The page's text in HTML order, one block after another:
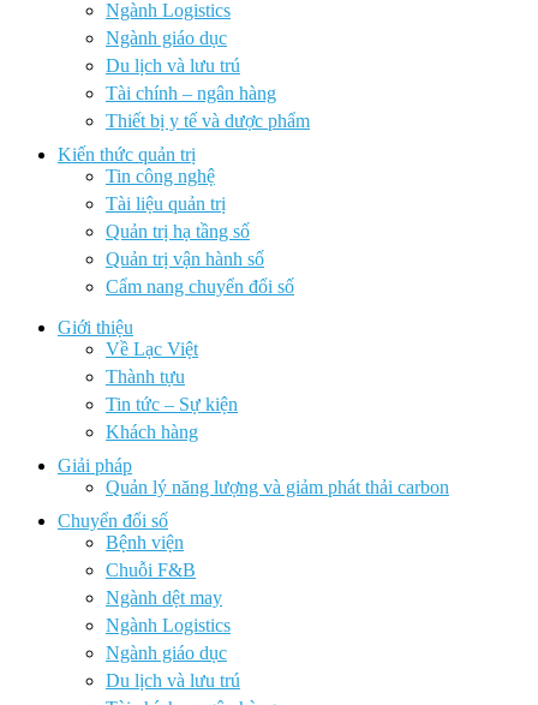
Ngành Logistics
Ngành giáo dục
Du lịch và lưu trú
Tài chính – ngân hàng
Thiết bị y tế và dược phẩm
Kiến thức quản trị
Tin công nghệ
Tài liệu quản trị
Quản trị hạ tầng số
Quản trị vận hành số
Cẩm nang chuyển đổi số
Giới thiệu
Về Lạc Việt
Thành tựu
Tin tức – Sự kiện
Khách hàng
Giải pháp
Quản lý năng lượng và giảm phát thải carbon
Chuyển đổi số
Bệnh viện
Chuỗi F&B
Ngành dệt may
Ngành Logistics
Ngành giáo dục
Du lịch và lưu trú